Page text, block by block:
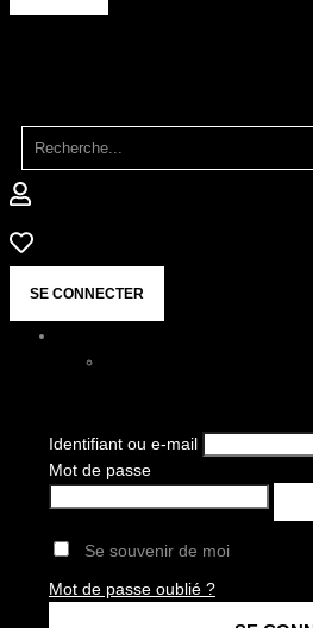
SE CONNECTER
Identifiant ou e-mail
Mot de passe
Se souvenir de moi
Mot de passe oublié ?